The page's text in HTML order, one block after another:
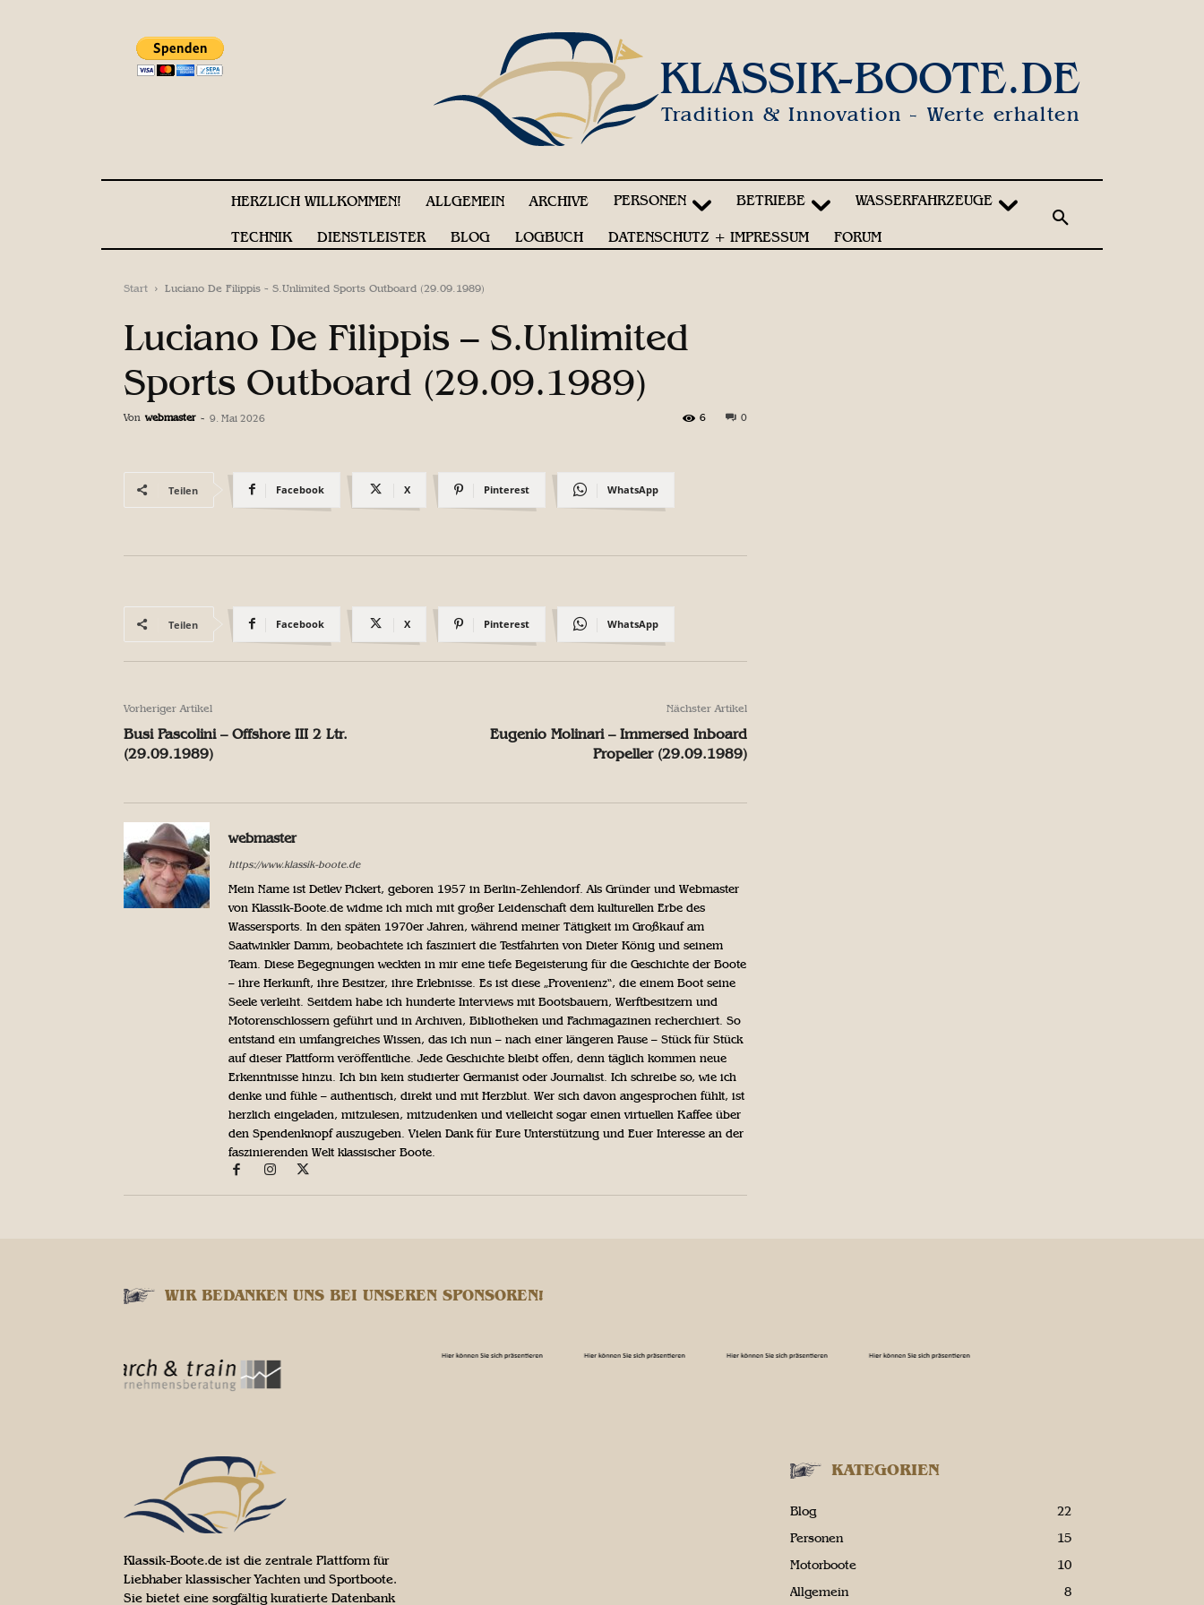
KLASSIK-BOOTE.DE
Tradition & Innovation - Werte erhalten
HERZLICH WILLKOMMEN! ALLGEMEIN ARCHIVE PERSONEN BETRIEBE WASSERFAHRZEUGE
TECHNIK DIENSTLEISTER BLOG LOGBUCH DATENSCHUTZ + IMPRESSUM FORUM
Start Luciano De Filippis - S.Unlimited Sports Outboard (29.09.1989)
Luciano De Filippis – S.Unlimited
Sports Outboard (29.09.1989)
Von webmaster - 9. Mai 2026 0
6
Teilen Facebook X Pinterest WhatsApp
Teilen Facebook X Pinterest WhatsApp
Vorheriger Artikel
Busi Pascolini – Offshore III 2 Ltr.
(29.09.1989)
Nächster Artikel
Eugenio Molinari – Immersed Inboard
Propeller (29.09.1989)
webmaster
https://www.klassik-boote.de
Mein Name ist Detlev Pickert, geboren 1957 in Berlin-Zehlendorf. Als Gründer und Webmaster
von Klassik-Boote.de widme ich mich mit großer Leidenschaft dem kulturellen Erbe des
Wassersports. In den späten 1970er Jahren, während meiner Tätigkeit im Großkauf am
Saatwinkler Damm, beobachtete ich fasziniert die Testfahrten von Dieter König und seinem
Team. Diese Begegnungen weckten in mir eine tiefe Begeisterung für die Geschichte der Boote
– ihre Herkunft, ihre Besitzer, ihre Erlebnisse. Es ist diese „Provenienz“, die einem Boot seine
Seele verleiht. Seitdem habe ich hunderte Interviews mit Bootsbauern, Werftbesitzern und
Motorenschlossern geführt und in Archiven, Bibliotheken und Fachmagazinen recherchiert. So
entstand ein umfangreiches Wissen, das ich nun – nach einer längeren Pause – Stück für Stück
auf dieser Plattform veröffentliche. Jede Geschichte bleibt offen, denn täglich kommen neue
Erkenntnisse hinzu. Ich bin kein studierter Germanist oder Journalist. Ich schreibe so, wie ich
denke und fühle – authentisch, direkt und mit Herzblut. Wer sich davon angesprochen fühlt, ist
herzlich eingeladen, mitzulesen, mitzudenken und vielleicht sogar einen virtuellen Kaffee über
den Spendenknopf auszugeben. Vielen Dank für Eure Unterstützung und Euer Interesse an der
faszinierenden Welt klassischer Boote.
WIR BEDANKEN UNS BEI UNSEREN SPONSOREN!
Klassik-Boote.de ist die zentrale Plattform für
Liebhaber klassischer Yachten und Sportboote.
Sie bietet eine sorgfältig kuratierte Datenbank
KATEGORIEN
Blog
22
Personen
15
Motorboote
10
Allgemein
8